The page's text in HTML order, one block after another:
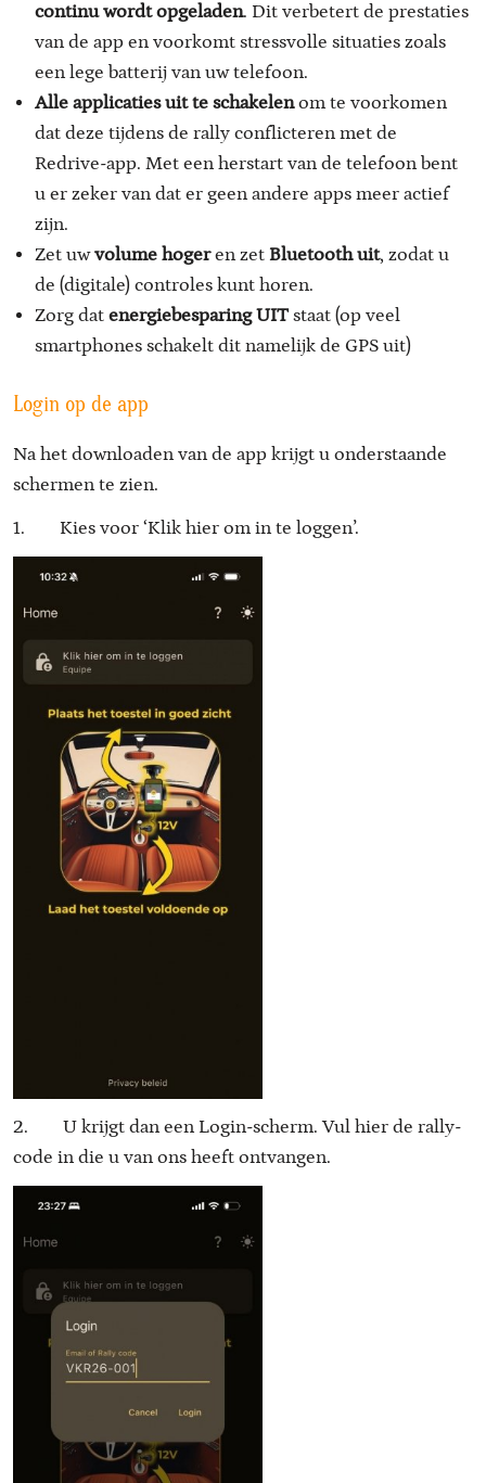
continu wordt opgeladen. Dit verbetert de prestaties
van de app en voorkomt stressvolle situaties zoals
een lege batterij van uw telefoon.
Alle applicaties uit te schakelenom te voorkomen
dat deze tijdens de rally conflicteren met de
Redrive-app. Met een herstart van de telefoon bent
u er zeker van dat er geen andere apps meer actief
zijn.
Zet uwvolume hogeren zetBluetooth uit, zodat u
de (digitale) controles kunt horen.
Zorg datenergiebesparing UITstaat (op veel
smartphones schakelt dit namelijk de GPS uit)
Login op de app
Na het downloaden van de app krijgt u onderstaande
schermen te zien.
1. Kies voor ‘Klik hier om in te loggen’.
2. U krijgt dan een Login-scherm. Vul hier de rally-
code in die u van ons heeft ontvangen.